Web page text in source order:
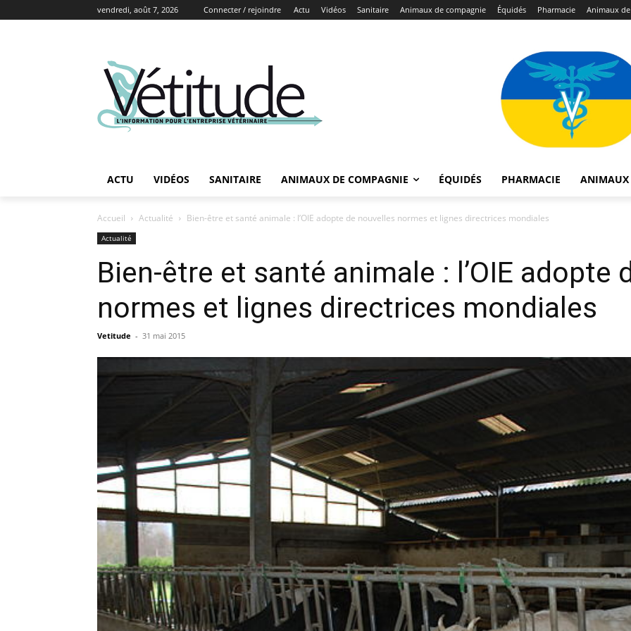
vendredi, août 7, 2026 Connecter / rejoindre Actu Vidéos Sanitaire Animaux de compagnie Équidés Pharmacie Animaux
ACTU VIDÉOS SANITAIRE ANIMAUX DE COMPAGNIE ÉQUIDÉS PHARMACIE ANIMAUX
Accueil Actualité Bien-être et santé animale : l’OIE adopte de nouvelles normes et lignes directrices mondiales
Actualité
Bien-être et santé animale : l’OIE adopte
normes et lignes directrices mondiales
Vetitude - 31 mai 2015